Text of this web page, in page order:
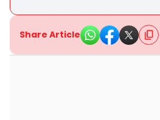
Share Article